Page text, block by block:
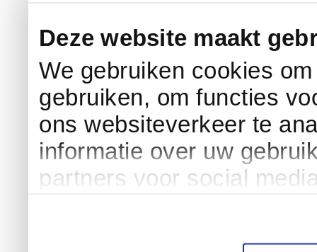
Deze website maakt
We gebruiken cookies
gebruiken, om functies
ons websiteverkeer te
informatie over uw
partners voor social